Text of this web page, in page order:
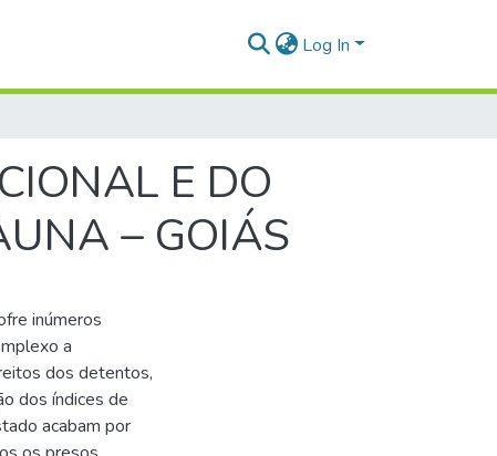
Log In
E DO
– GOIÁS
inúmeros
a
dos detentos,
dos índices de
acabam por